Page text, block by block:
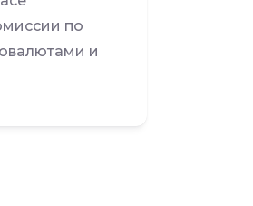
по
и